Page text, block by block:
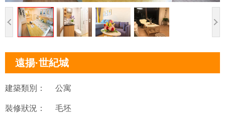
遠揚·世紀城
建築類別： 公寓
裝修狀況： 毛坯